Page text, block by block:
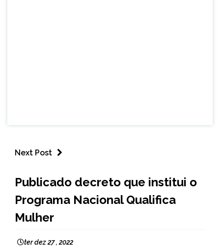
Next Post
NOTÍCIAS
Publicado decreto que institui o
Programa Nacional Qualifica
Mulher
ter dez 27 , 2022